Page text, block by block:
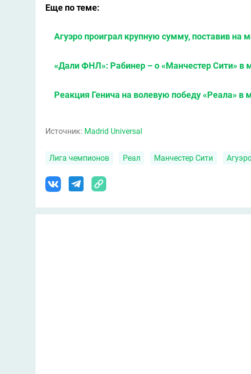
Еще по теме:
Агуэро проиграл крупную сумму, поставив на
«Дали ФНЛ»: Рабинер – о «Манчестер Сити» в
Реакция Генича на волевую победу «Реала» в
Источник: Madrid Universal
Лига чемпионов Реал Манчестер Сити